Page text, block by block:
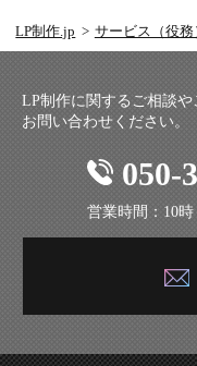
LP制作.jp サービス（役務
LP制作に関するご相談
お問い合わせください。
050-
営業時間：10時